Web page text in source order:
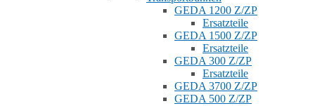
GEDA 1200 Z/ZP
Ersatzteile
GEDA 1500 Z/ZP
Ersatzteile
GEDA 300 Z/ZP
Ersatzteile
GEDA 3700 Z/ZP
GEDA 500 Z/ZP